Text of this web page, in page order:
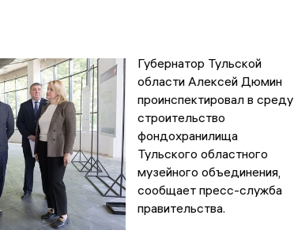
Губернатор Тульской
области Алексей Дюмин
проинспектировал в среду
строительство
фондохранилища
Тульского областного
музейного объединения,
сообщает пресс-служба
правительства.